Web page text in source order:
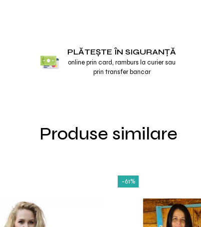
PLĂTEȘTE ÎN SIGURANȚĂ
online prin card, ramburs la curier sau
prin transfer bancar
Produse similare
-61%